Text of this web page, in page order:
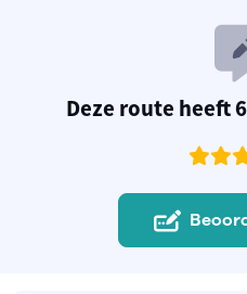
Deze route heeft